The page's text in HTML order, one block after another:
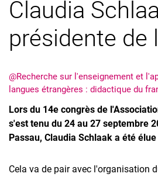
Claudia
présidente de
@Recherche sur l'enseignement et
langues étrangères : didactique du
Lors du 14e congrès de
s'est tenu du 24 au 27 septembre
Passau, Claudia Schlaak a été
Cela va de pair avec l'organisation